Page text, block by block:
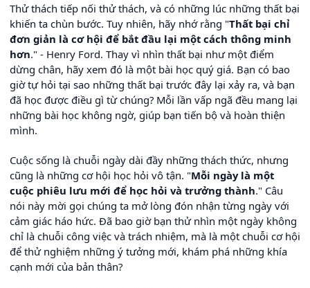
Thử thách tiếp nối thử thách, và có những lúc những thất bại
khiến ta chùn bước. Tuy nhiên, hãy nhớ rằng "Thất bại chỉ
đơn giản là cơ hội để bắt đầu lại một cách thông minh
hơn." - Henry Ford. Thay vì nhìn thất bại như một điểm
dừng chân, hãy xem đó là một bài học quý giá. Bạn có bao
giờ tự hỏi tại sao những thất bại trước đây lại xảy ra, và bạn
đã học được điều gì từ chúng? Mỗi lần vấp ngã đều mang lại
những bài học không ngờ, giúp bạn tiến bộ và hoàn thiện
mình.
Cuộc sống là chuỗi ngày dài đầy những thách thức, nhưng
cũng là những cơ hội học hỏi vô tận. "Mỗi ngày là một
cuộc phiêu lưu mới để học hỏi và trưởng thành." Câu
nói này mời gọi chúng ta mở lòng đón nhận từng ngày với
cảm giác háo hức. Đã bao giờ bạn thử nhìn một ngày không
chỉ là chuỗi công việc và trách nhiệm, mà là một chuỗi cơ hội
để thử nghiệm những ý tưởng mới, khám phá những khía
cạnh mới của bản thân?